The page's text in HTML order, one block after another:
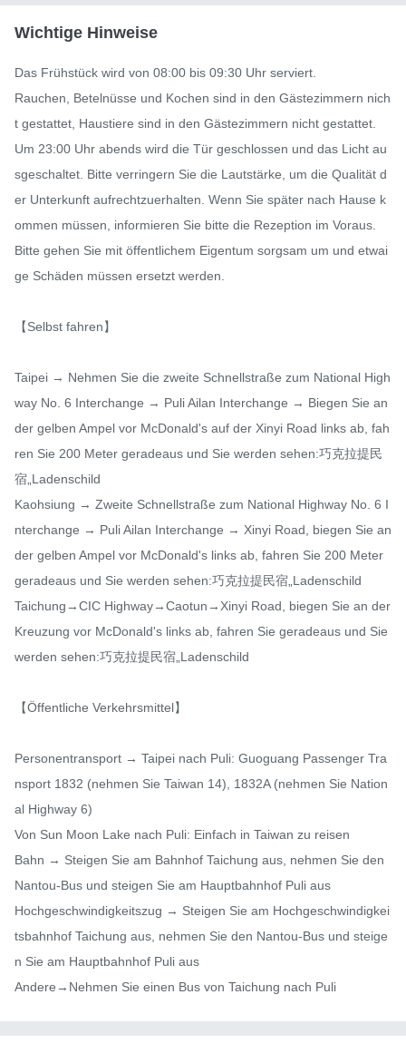
Wichtige Hinweise
Das Frühstück wird von 08:00 bis 09:30 Uhr serviert.
Rauchen, Betelnüsse und Kochen sind in den Gästezimmern nich
t gestattet, Haustiere sind in den Gästezimmern nicht gestattet.
Um 23:00 Uhr abends wird die Tür geschlossen und das Licht au
sgeschaltet. Bitte verringern Sie die Lautstärke, um die Qualität d
er Unterkunft aufrechtzuerhalten. Wenn Sie später nach Hause k
ommen müssen, informieren Sie bitte die Rezeption im Voraus.
Bitte gehen Sie mit öffentlichem Eigentum sorgsam um und etwai
ge Schäden müssen ersetzt werden.
【Selbst fahren】
Taipei → Nehmen Sie die zweite Schnellstraße zum National High
way No. 6 Interchange → Puli Ailan Interchange → Biegen Sie an
der gelben Ampel vor McDonald's auf der Xinyi Road links ab, fah
ren Sie 200 Meter geradeaus und Sie werden sehen:巧克拉提民
宿„Ladenschild
Kaohsiung → Zweite Schnellstraße zum National Highway No. 6 I
nterchange → Puli Ailan Interchange → Xinyi Road, biegen Sie an
der gelben Ampel vor McDonald's links ab, fahren Sie 200 Meter
geradeaus und Sie werden sehen:巧克拉提民宿„Ladenschild
Taichung→CIC Highway→Caotun→Xinyi Road, biegen Sie an der
Kreuzung vor McDonald's links ab, fahren Sie geradeaus und Sie
werden sehen:巧克拉提民宿„Ladenschild
【Öffentliche Verkehrsmittel】
Personentransport → Taipei nach Puli: Guoguang Passenger Tra
nsport 1832 (nehmen Sie Taiwan 14), 1832A (nehmen Sie Nation
al Highway 6)
Von Sun Moon Lake nach Puli: Einfach in Taiwan zu reisen
Bahn → Steigen Sie am Bahnhof Taichung aus, nehmen Sie den
Nantou-Bus und steigen Sie am Hauptbahnhof Puli aus
Hochgeschwindigkeitszug → Steigen Sie am Hochgeschwindigkei
tsbahnhof Taichung aus, nehmen Sie den Nantou-Bus und steige
n Sie am Hauptbahnhof Puli aus
Andere→Nehmen Sie einen Bus von Taichung nach Puli